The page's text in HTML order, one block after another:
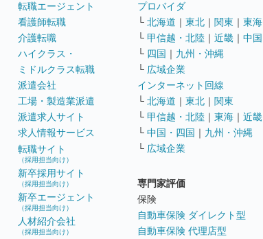
転職エージェント
看護師転職
介護転職
ハイクラス・
ミドルクラス転職
派遣会社
工場・製造業派遣
派遣求人サイト
求人情報サービス
転職サイト
（採用担当向け）
新卒採用サイト
（採用担当向け）
新卒エージェント
（採用担当向け）
人材紹介会社
（採用担当向け）
プロバイダ
└ 北海道 ｜ 東北 ｜ 関東 ｜ 東海
└ 甲信越・北陸 ｜ 近畿 ｜ 中国
└ 四国 ｜ 九州・沖縄
└ 広域企業
インターネット回線
└ 北海道 ｜ 東北 ｜ 関東
└ 甲信越・北陸 ｜ 東海 ｜ 近畿
└ 中国・四国 ｜ 九州・沖縄
└ 広域企業
専門家評価
保険
自動車保険 ダイレクト型
自動車保険 代理店型